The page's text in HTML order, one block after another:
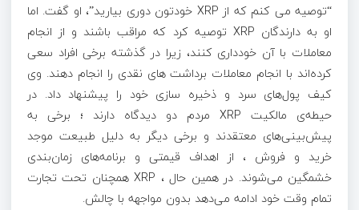
“توصیه می کنم که از XRP خودتون دوری بیارید”، او گفت. اما
او به دارندگان XRP توصیه کرد که مراقب باشند و از انجام
معاملات با آن خودداری کنند، زیرا در گذشته برخی افراد سعی
کرده‌اند با انجام معاملات برداشت های نقدی را انجام دهند. وی
کیف پول‌های سرد و ذخیره سازی خود را پیشنهاد داد. در
حیطه‌ی مالکیت XRP مردم دو دیدگاه دارند ؛ برخی به
پیش‌بینی‌های معتقدند و برخی دیگر به دلیل طبیعت موجد
خرید و فروش ، از اهداف قیمتی و برنامه‌های زمان‌بندی
خشمگین می‌شوند. در همین حال ، XRP همچنان تحت تجارت
تمام وقت خود ادامه می‌دهد بدون مواجهه با چالش.